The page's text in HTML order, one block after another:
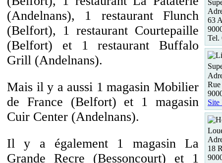
(Andelnans), 1 restaurant Flunch
(Belfort), 1 restaurant Courtepaille
(Belfort) et 1 restaurant Buffalo
Grill (Andelnans).
Mais il y a aussi 1 magasin Mobilier
de France (Belfort) et 1 magasin
Cuir Center (Andelnans).
Il y a également 1 magasin La
Grande Recre (Bessoncourt) et 1
63
Tel.
Site
18